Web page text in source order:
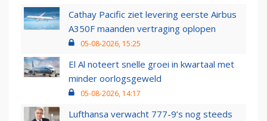
Cathay Pacific ziet levering eerste Airbus
A350F maanden vertraging oplopen
05-08-2026, 15:25
El Al noteert snelle groei in kwartaal met
minder oorlogsgeweld
05-08-2026, 14:17
Lufthansa verwacht 777-9’s nog steeds